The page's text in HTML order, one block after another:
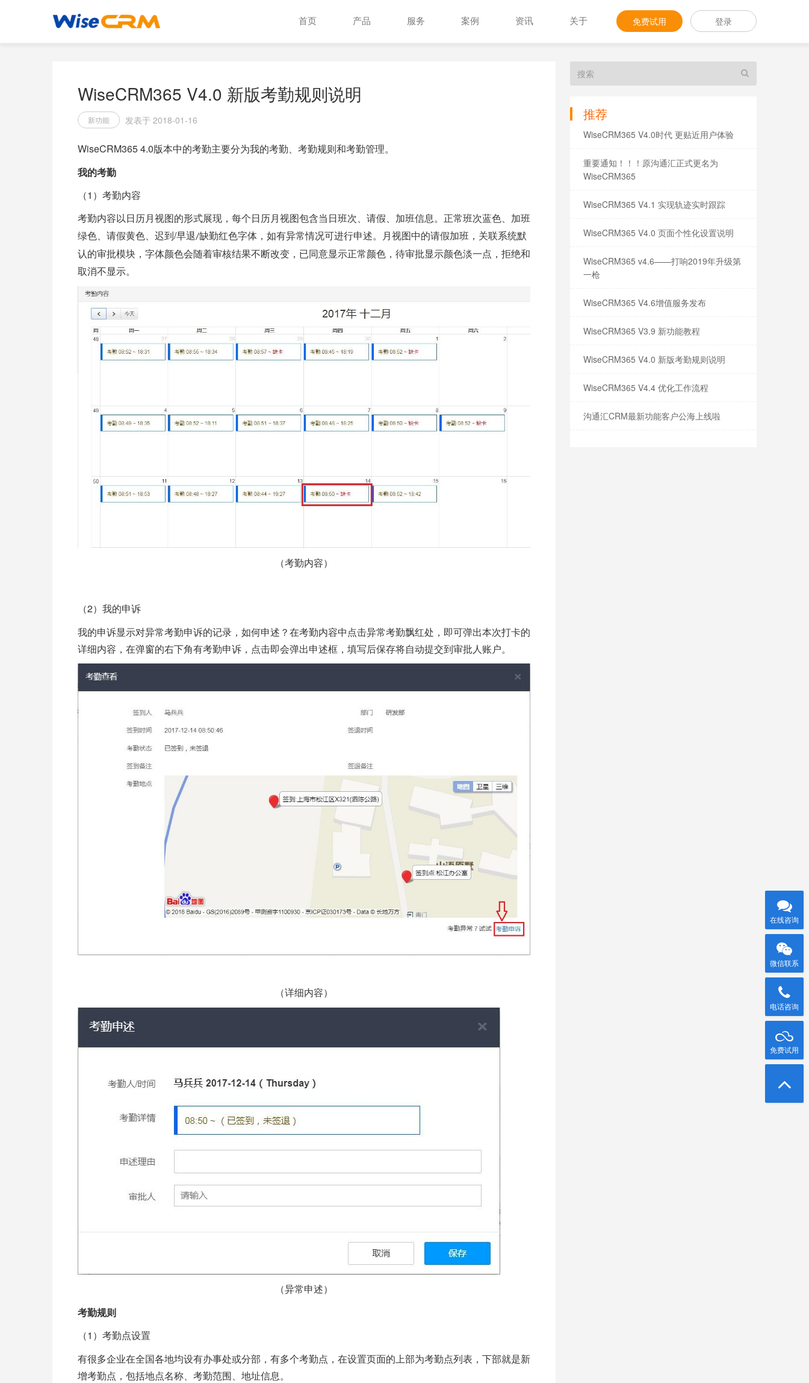
免费试用 登录
首页 产品 服务 案例 资讯 关于
推荐
WiseCRM365 V4.0时代 更贴近用户体验
重要通知！！！原沟通汇正式更名为
WiseCRM365
WiseCRM365 V4.1 实现轨迹实时跟踪
WiseCRM365 V4.0 页面个性化设置说明
WiseCRM365 v4.6——打响2019年升级第
一枪
WiseCRM365 V4.6增值服务发布
WiseCRM365 V3.9 新功能教程
WiseCRM365 V4.0 新版考勤规则说明
WiseCRM365 V4.4 优化工作流程
沟通汇CRM最新功能客户公海上线啦
WiseCRM365 V4.0 新版考勤规则说明
新功能 发表于 2018-01-16
WiseCRM365 4.0版本中的考勤主要分为我的考勤、考勤规则和考勤管理。
我的考勤
（1） 考勤内容
考勤内容以日历月视图的形式展现，每个日历月视图包含当日班次、请假、加班信息。正常班次蓝色、加班
绿色、请假黄色、迟到 /早退/缺勤红色字体，如有异常情况可进行申述。月视图中的请假加班，关联系统默
认的审批模块，字体颜色会随着审核结果不断改变，已同意显示正常颜色，待审批显示颜色淡一点，拒绝和
取消不显示。
（考勤内容）
（2）我的申诉
我的申诉显示对异常考勤申诉的记录，如何申述？在考勤内容中点击异常考勤飘红处，即可弹出本次打卡的
详细内容，在弹窗的右下角有考勤申诉，点击即会弹出申述框，填写后保存将自动提交到审批人账户。
（详细内容）
（异常申述）
考勤规则
（1 ）考勤点设置
有很多企业在全国各地均设有办事处或分部，有多个考勤点，在设置页面的上部为考勤点列表，下部就是新
增考勤点，包括地点名称、考勤范围、地址信息。
在线咨询
微信联系
电话咨询
免费试用